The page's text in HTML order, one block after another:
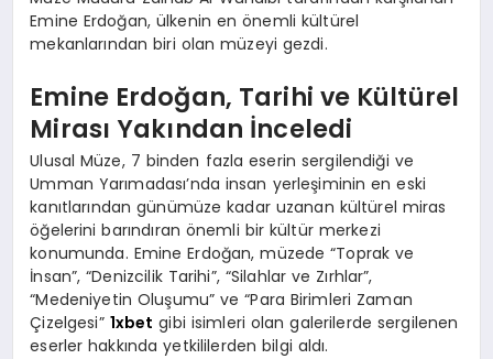
Emine Erdoğan, ülkenin en önemli kültürel
mekanlarından biri olan müzeyi gezdi.
Emine Erdoğan, Tarihi ve Kültürel
Mirası Yakından İnceledi
Ulusal Müze, 7 binden fazla eserin sergilendiği ve
Umman Yarımadası’nda insan yerleşiminin en eski
kanıtlarından günümüze kadar uzanan kültürel miras
öğelerini barındıran önemli bir kültür merkezi
konumunda. Emine Erdoğan, müzede “Toprak ve
İnsan”, “Denizcilik Tarihi”, “Silahlar ve Zırhlar”,
“Medeniyetin Oluşumu” ve “Para Birimleri Zaman
Çizelgesi” 1xbet gibi isimleri olan galerilerde sergilenen
eserler hakkında yetkililerden bilgi aldı.